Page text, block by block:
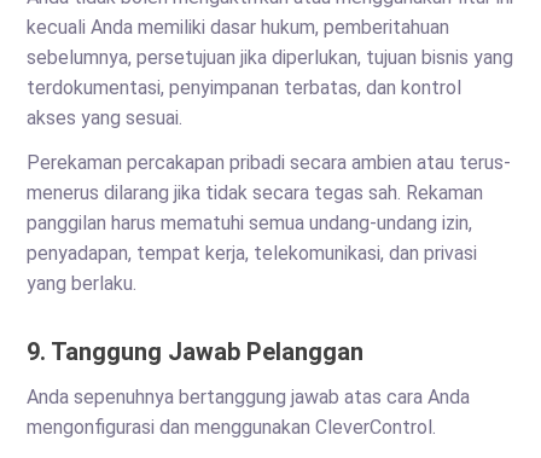
kecuali Anda memiliki dasar hukum, pemberitahuan
sebelumnya, persetujuan jika diperlukan, tujuan bisnis yang
terdokumentasi, penyimpanan terbatas, dan kontrol
akses yang sesuai.
Perekaman percakapan pribadi secara ambien atau terus-
menerus dilarang jika tidak secara tegas sah. Rekaman
panggilan harus mematuhi semua undang-undang izin,
penyadapan, tempat kerja, telekomunikasi, dan privasi
yang berlaku.
9. Tanggung Jawab Pelanggan
Anda sepenuhnya bertanggung jawab atas cara Anda
mengonfigurasi dan menggunakan CleverControl.